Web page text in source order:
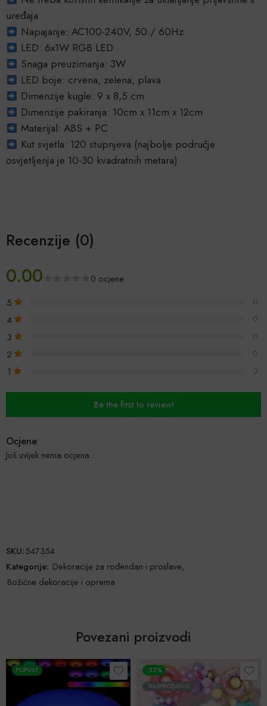
uređaja
Napajanje: AC100-240V, 50 / 60Hz
LED: 6x1W RGB LED
Snaga preuzimanja: 3W
LED boje: crvena, zelena, plava
Dimenzije kugle: 9 x 8,5 cm
Dimenzije pakiranja: 10cm x 11cm x 12cm
Materijal: ABS + PC
Kut svjetla: 120 stupnjeva (najbolje područje
osvjetljenja je 10-30 kvadratnih metara)
Recenzije (0)
0.00 0 ocjene
5 0
4 0
3 0
2 0
1 0
Be the first to review!
Ocjene
Još uvijek nema ocjena.
SKU:547354
Kategorije: Dekoracije za rođendan i proslave,
Božićne dekoracije i oprema
Povezani proizvodi
POPUST
-32%
RASPRODANO